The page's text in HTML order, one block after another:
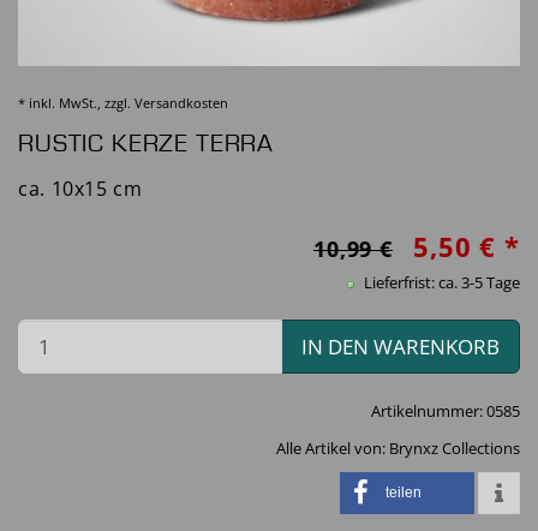
* inkl. MwSt., zzgl. Versandkosten
RUSTIC KERZE TERRA
ca. 10x15 cm
10,99 € 5,50 € *
Lieferfrist: ca. 3-5 Tage
IN DEN WARENKORB
Artikelnummer:0585
Alle Artikel von: Brynxz Collections
teilen